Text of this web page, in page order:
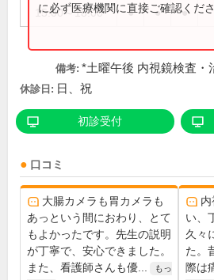
15:00～18:00 ● ● ●
に必ず医療機関に直接ご確認くださ
備考: *土曜午後 内視鏡検査・
休診日: 日、祝
初診受付
口コミ
大腸カメラも胃カメラも
あっという間におわり、とて
もよかったです。先生の説明
が丁寧で、安心できました。
また、看護師さんも優...
もっ
い、
久々
た。
際は